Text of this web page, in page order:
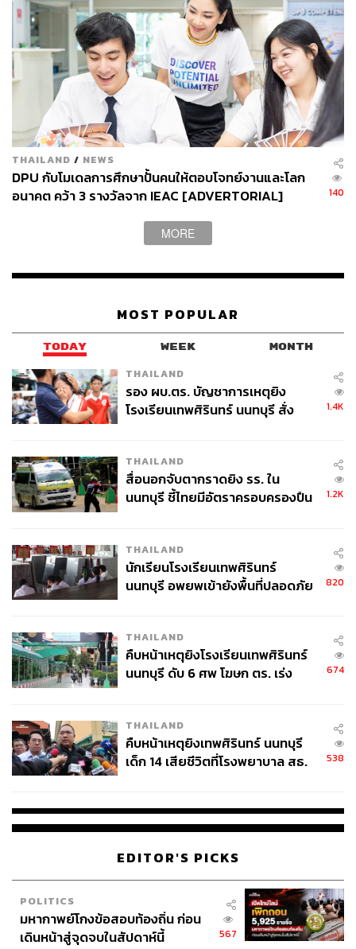
THAILAND / NEWS
DPU กับโมเดลการศึกษาปั้นคนให้ตอบโจทย์งานและโลก
อนาคต คว้า 3 รางวัลจาก IEAC [ADVERTORIAL]
140
MORE
MOST POPULAR
TODAY WEEK MONTH
THAILAND
รอง ผบ.ตร. บัญชาการเหตุยิง
โรงเรียนเทพศิรินทร์ นนทบุรี สั่ง
1.4K
THAILAND
สื่อนอกจับตากราดยิง รร. ใน
นนทบุรี ชี้ไทยมีอัตราครอบครองปืน
1.2K
THAILAND
นักเรียนโรงเรียนเทพศิรินทร์
นนทบุรี อพยพเข้ายังพื้นที่ปลอดภัย
820
THAILAND
คืบหน้าเหตุยิงโรงเรียนเทพศิรินทร์
นนทบุรี ดับ 6 ศพ โฆษก ตร. เร่ง
674
THAILAND
คืบหน้าเหตุยิงเทพศิรินทร์ นนทบุรี
เด็ก 14 เสียชีวิตที่โรงพยาบาล สธ.
538
EDITOR'S PICKS
POLITICS
มหากาพย์โกงข้อสอบท้องถิ่น ก่อน
เดินหน้าสู่จุดจบในสัปดาห์นี้
567